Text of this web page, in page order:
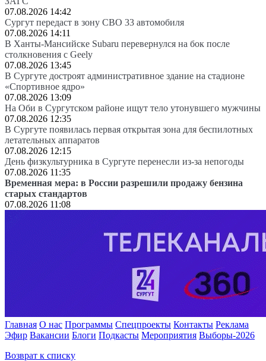
07.08.2026 14:42
Сургут передаст в зону СВО 33 автомобиля
07.08.2026 14:11
В Ханты-Мансийске Subaru перевернулся на бок после
столкновения с Geely
07.08.2026 13:45
В Сургуте достроят административное здание на стадионе
«Спортивное ядро»
07.08.2026 13:09
На Оби в Сургутском районе ищут тело утонувшего мужчины
07.08.2026 12:35
В Сургуте появилась первая открытая зона для беспилотных
летательных аппаратов
07.08.2026 12:15
День физкультурника в Сургуте перенесли из-за непогоды
07.08.2026 11:35
Временная мера: в России разрешили продажу бензина
старых стандартов
07.08.2026 11:08
Главная О нас Программы Спецпроекты Контакты Реклама
Эфир Вакансии Блоги Подкасты Мероприятия Выборы-2026
Возврат к списку